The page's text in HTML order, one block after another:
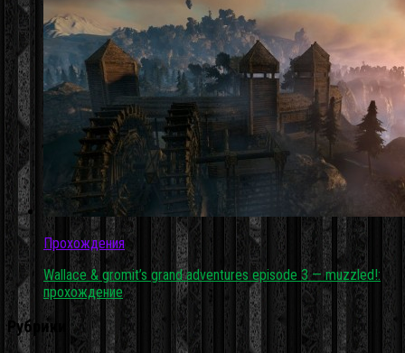
Прохождения
Wallace & gromit’s grand adventures episode 3 — muzzled!:
прохождение
Рубрики